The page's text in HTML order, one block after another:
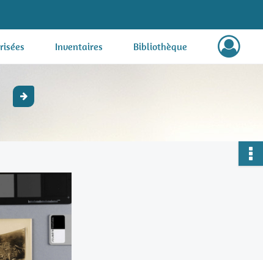
Inventaires Bibliothèque